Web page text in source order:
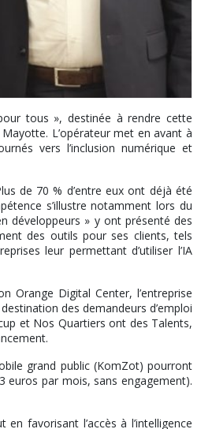
tous », destinée à rendre cette
L’opérateur met en avant à
vers l’inclusion numérique et
de 70 % d’entre eux ont déjà été
s’illustre notamment lors du
développeurs » y ont présenté des
des outils pour ses clients, tels
leur permettant d’utiliser l’IA
Orange Digital Center, l’entreprise
des demandeurs d’emploi
et Nos Quartiers ont des Talents,
grand public (KomZot) pourront
euros par mois, sans engagement).
favorisant l’accès à l’intelligence